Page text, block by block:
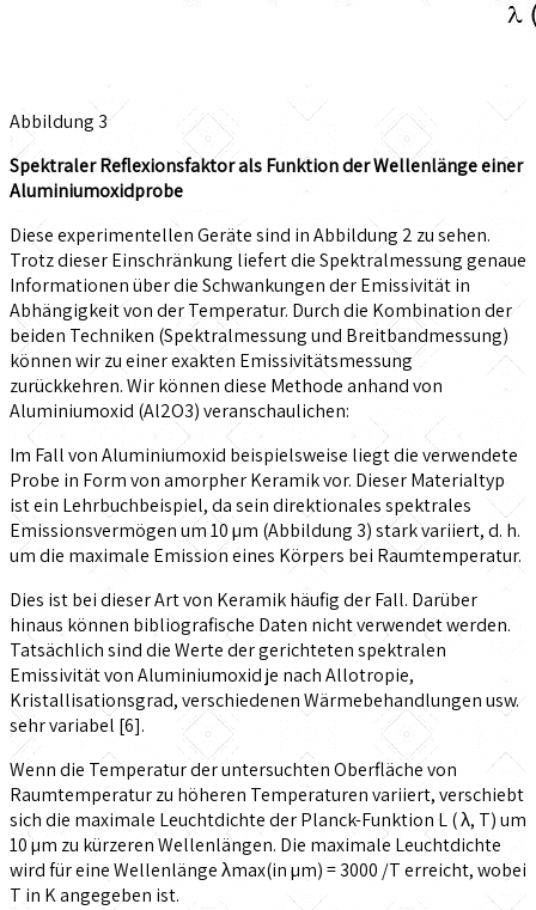
Abbildung 3
Spektraler Reflexionsfaktor als Funktion der Wellenlänge einer
Aluminiumoxidprobe
Diese experimentellen Geräte sind in Abbildung 2 zu sehen.
Trotz dieser Einschränkung liefert die Spektralmessung genaue
Informationen über die Schwankungen der Emissivität in
Abhängigkeit von der Temperatur. Durch die Kombination der
beiden Techniken (Spektralmessung und Breitbandmessung)
können wir zu einer exakten Emissivitätsmessung
zurückkehren. Wir können diese Methode anhand von
Aluminiumoxid (Al2O3) veranschaulichen:
Im Fall von Aluminiumoxid beispielsweise liegt die verwendete
Probe in Form von amorpher Keramik vor. Dieser Materialtyp
ist ein Lehrbuchbeispiel, da sein direktionales spektrales
Emissionsvermögen um 10 µm (Abbildung 3) stark variiert, d. h.
um die maximale Emission eines Körpers bei Raumtemperatur.
Dies ist bei dieser Art von Keramik häufig der Fall. Darüber
hinaus können bibliografische Daten nicht verwendet werden.
Tatsächlich sind die Werte der gerichteten spektralen
Emissivität von Aluminiumoxid je nach Allotropie,
Kristallisationsgrad, verschiedenen Wärmebehandlungen usw.
sehr variabel [6].
Wenn die Temperatur der untersuchten Oberfläche von
Raumtemperatur zu höheren Temperaturen variiert, verschiebt
sich die maximale Leuchtdichte der Planck-Funktion L ( λ, T) um
10 µm zu kürzeren Wellenlängen. Die maximale Leuchtdichte
wird für eine Wellenlänge λmax(in µm) = 3000 /T erreicht, wobei
T in K angegeben ist.